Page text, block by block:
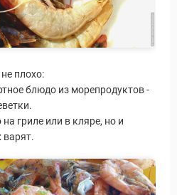
плохо:
блюдо из морепродуктов -
гриле или в кляре, но и
варят.